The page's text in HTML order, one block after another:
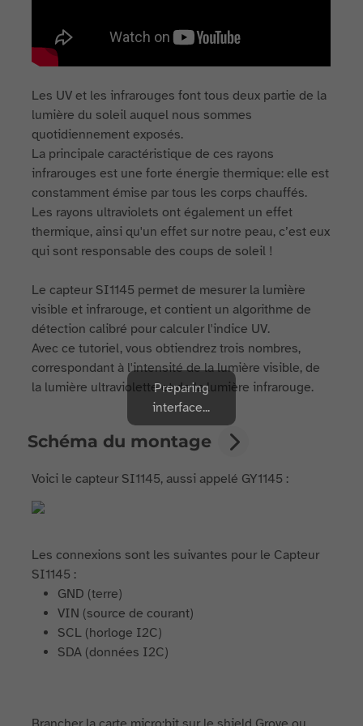
Les UV et les infrarouges font tous deux partie de la
lumière du soleil auquel nous sommes
quotidiennement exposés.
La principale caractéristique de ces rayons
infrarouges est une forte énergie thermique: elle est
constamment émise par tous les corps chauffés.
Les rayons ultraviolets ont également un effet
thermique, ainsi qu'un effet sur notre peau, c’est eux
qui sont responsable des coups de soleil !
Le capteur SI1145 permet de mesurer la lumière
visible et infrarouge, et contient un algorithme de
détection calibré pour calculer l'indice UV.
Avec ce tutoriel, vous obtiendrez trois nombres,
correspondant à l'intensité de la lumière visible, de
la lumière ultraviolette et de la lumière infrarouge.
Schéma du montage
Voici le capteur SI1145, aussi appelé GY1145 :
Les connexions sont les suivantes pour le Capteur
SI1145 :
GND (terre)
VIN (source de courant)
SCL (horloge I2C)
SDA (données I2C)
Preparing
interface...